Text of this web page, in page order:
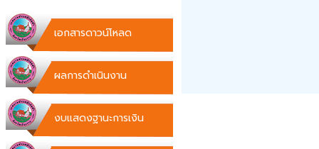
เอกสารดาวน์โหลด
ผลการดำเนินงาน
งบแสดงฐานะการเงิน